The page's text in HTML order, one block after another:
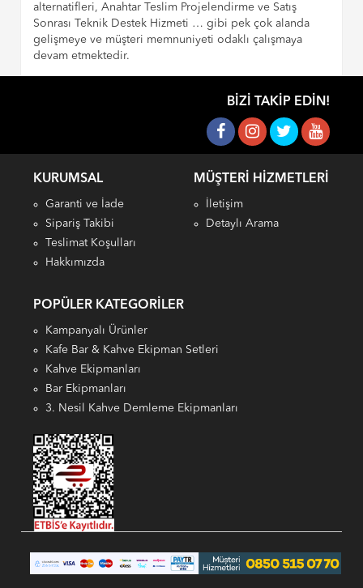
alternatifleri, Anahtar Teslim Projelendirme ve Satış
Sonrası Teknik Destek Hizmeti … gibi pek çok alanda
gelişmeye ve müşteri memnuniyeti odaklı çalışmaya
devam etmektedir.
BIZI TAKIP EDIN!
KURUMSAL
Garanti ve İade
Sipariş Takibi
Teslimat Koşulları
Hakkımızda
MÜŞTERI HIZMETLERI
İletişim
Detaylı Arama
POPÜLER KATEGORILER
Kampanyalı Ürünler
Kafe Bar & Kahve Ekipman Setleri
Kahve Ekipmanları
Bar Ekipmanları
3. Nesil Kahve Demleme Ekipmanları